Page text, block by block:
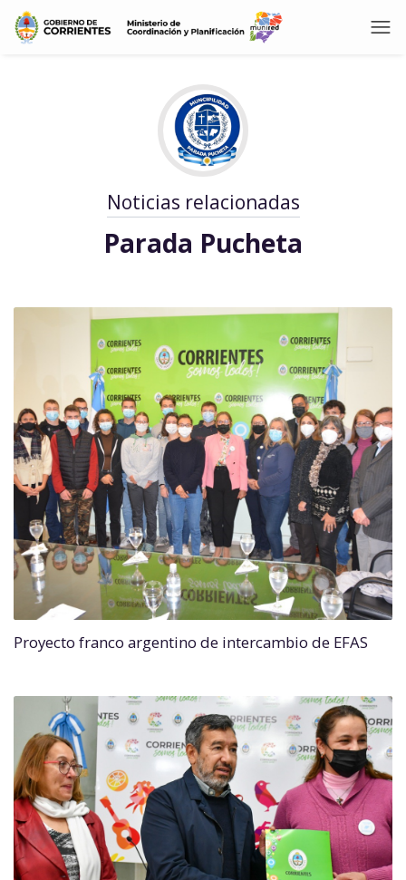
Noticias relacionadas
Parada Pucheta
Proyecto franco argentino de intercambio de EFAS